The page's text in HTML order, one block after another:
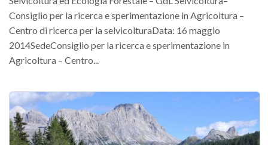
Consiglio per la ricerca e sperimentazione in Agricoltura –
Centro di ricerca per la selvicolturaData: 16 maggio
2014SedeConsiglio per la ricerca e sperimentazione in
Agricoltura – Centro...